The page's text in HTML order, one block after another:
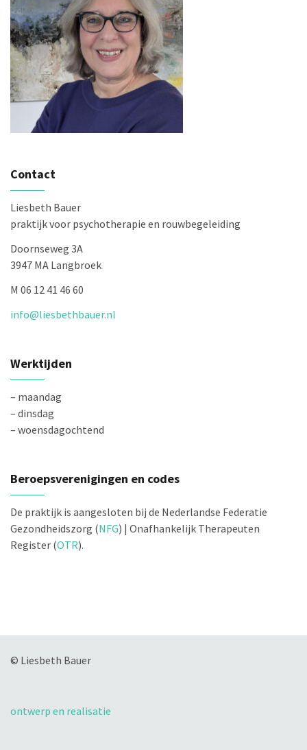
Contact
Liesbeth Bauer
praktijk voor psychotherapie en rouwbegeleiding
Doornseweg 3A
3947 MA Langbroek
M 06 12 41 46 60
info@liesbethbauer.nl
Werktijden
– maandag
– dinsdag
– woensdagochtend
Beroepsverenigingen en codes
De praktijk is aangesloten bij de Nederlandse Federatie
Gezondheidszorg (NFG) | Onafhankelijk Therapeuten
Register (OTR).
© Liesbeth Bauer
ontwerp en realisatie